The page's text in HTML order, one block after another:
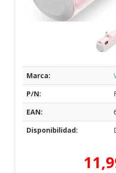
Marca:
P/N:
EAN:
Disponibilidad: